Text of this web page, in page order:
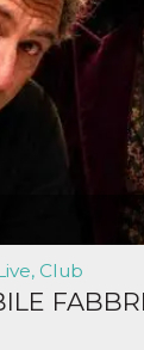
Club